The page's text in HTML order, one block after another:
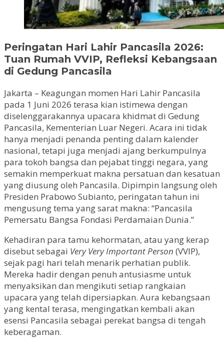
Peringatan Hari Lahir Pancasila 2026:
Tuan Rumah VVIP, Refleksi Kebangsaan
di Gedung Pancasila
Jakarta – Keagungan momen Hari Lahir Pancasila
pada 1 Juni 2026 terasa kian istimewa dengan
diselenggarakannya upacara khidmat di Gedung
Pancasila, Kementerian Luar Negeri. Acara ini tidak
hanya menjadi penanda penting dalam kalender
nasional, tetapi juga menjadi ajang berkumpulnya
para tokoh bangsa dan pejabat tinggi negara, yang
semakin memperkuat makna persatuan dan kesatuan
yang diusung oleh Pancasila. Dipimpin langsung oleh
Presiden Prabowo Subianto, peringatan tahun ini
mengusung tema yang sarat makna: “Pancasila
Pemersatu Bangsa Fondasi Perdamaian Dunia.”
Kehadiran para tamu kehormatan, atau yang kerap
disebut sebagai Very Very Important Person (VVIP),
sejak pagi hari telah menarik perhatian publik.
Mereka hadir dengan penuh antusiasme untuk
menyaksikan dan mengikuti setiap rangkaian
upacara yang telah dipersiapkan. Aura kebangsaan
yang kental terasa, mengingatkan kembali akan
esensi Pancasila sebagai perekat bangsa di tengah
keberagaman.